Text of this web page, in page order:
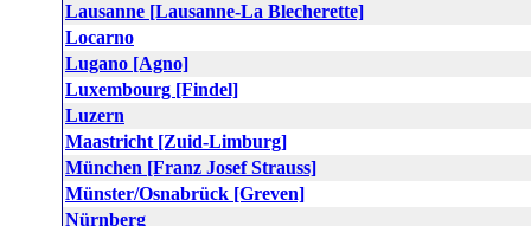
Lausanne [Lausanne-La Blecherette]
Locarno
Lugano [Agno]
Luxembourg [Findel]
Luzern
Maastricht [Zuid-Limburg]
München [Franz Josef Strauss]
Münster/Osnabrück [Greven]
Nürnberg